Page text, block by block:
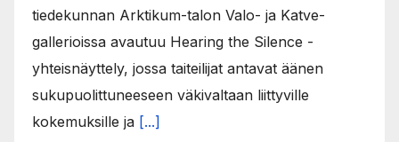
tiedekunnan Arktikum-talon Valo- ja Katve-
gallerioissa avautuu Hearing the Silence -
yhteisnäyttely, jossa taiteilijat antavat äänen
sukupuolittuneeseen väkivaltaan liittyville
kokemuksille ja [...]